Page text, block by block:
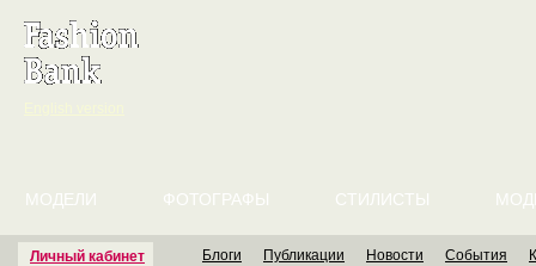
Личный кабинет
МОДЕЛИ ФОТОГРАФЫ СТИЛИСТЫ
Блоги Публикации Новости События